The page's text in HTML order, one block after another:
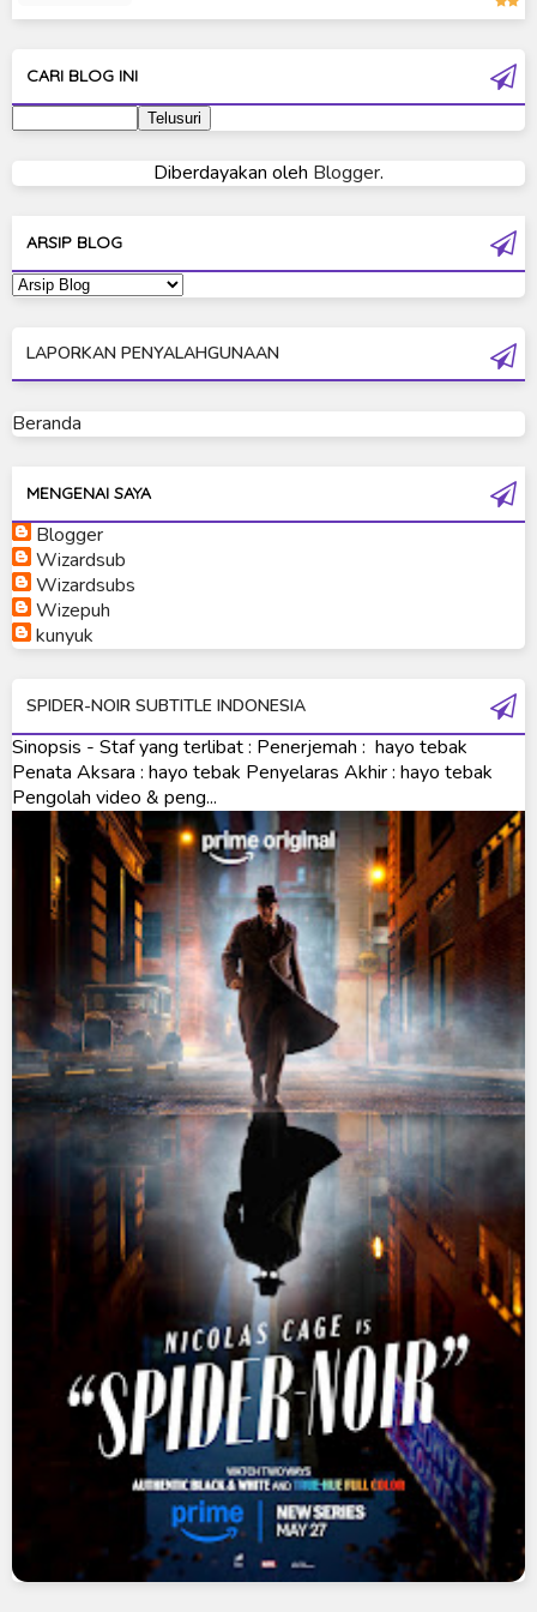
Ultraman 80
Ultraman Cosmos
Ultraman Dyna
Ultraman Geed
Ultraman Mebius
Ultraman Neos
Ultraman Orb
Ultraman Orb Origin Saga
Ultraman Saga
Ultraman Taiga
Ultraman The Next
Ultraman Tiga
Ultraman Trigger
Ultraman X
Ultraman Z
Ultraman Zearth
CARI BLOG INI
Diberdayakan oleh Blogger.
ARSIP BLOG
LAPORKAN PENYALAHGUNAAN
Beranda
MENGENAI SAYA
Blogger
Wizardsub
Wizardsubs
Wizepuh
kunyuk
SPIDER-NOIR SUBTITLE INDONESIA
Sinopsis - Staf yang terlibat : Penerjemah : hayo tebak
Penata Aksara : hayo tebak Penyelaras Akhir : hayo tebak
Pengolah video & peng...